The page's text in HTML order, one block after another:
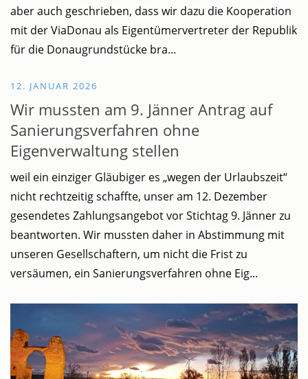
aber auch geschrieben, dass wir dazu die Kooperation
mit der ViaDonau als Eigentümervertreter der Republik
für die Donaugrundstücke bra...
12. JANUAR 2026
Wir mussten am 9. Jänner Antrag auf
Sanierungsverfahren ohne
Eigenverwaltung stellen
weil ein einziger Gläubiger es „wegen der Urlaubszeit“
nicht rechtzeitig schaffte, unser am 12. Dezember
gesendetes Zahlungsangebot vor Stichtag 9. Jänner zu
beantworten. Wir mussten daher in Abstimmung mit
unseren Gesellschaftern, um nicht die Frist zu
versäumen, ein Sanierungsverfahren ohne Eig...